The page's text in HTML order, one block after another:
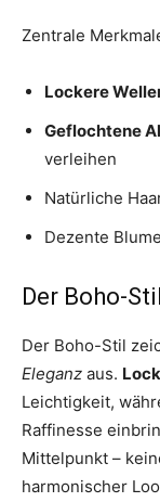
Zentrale
Lockere
Geflochtene
verleihen
Natürliche
Dezente
Der Boho-
Der Boho-Stil
Eleganz aus.
Leichtigkeit,
Raffinesse
Mittelpunkt –
harmonischer